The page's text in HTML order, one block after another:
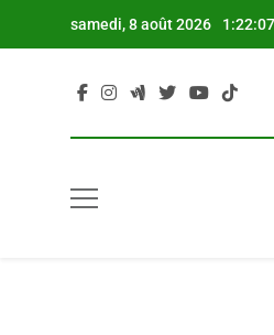
samedi, 8 août 2026